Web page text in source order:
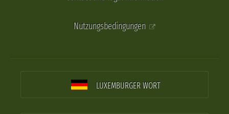
Nutzungsbedingungen
LUXEMBURGER WORT